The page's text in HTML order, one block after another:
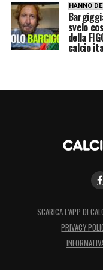
gestione e una
sembra più un
HANNO
svelo
della
calcio
SCARICA L’APP DI
PRIVACY